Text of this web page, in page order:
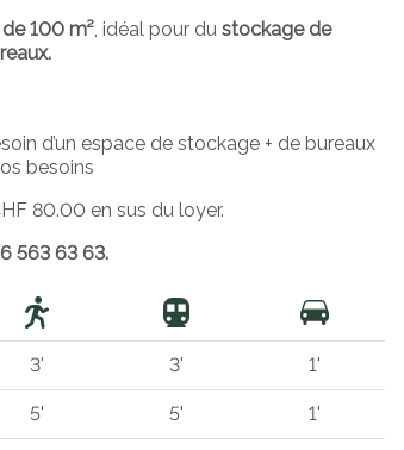
100 m², idéal pour dustockage de
d’un espace de stockage + de bureaux
besoins
80.00 en sus du loyer.
563 63 63.
3' 3' 1'
5' 5' 1'